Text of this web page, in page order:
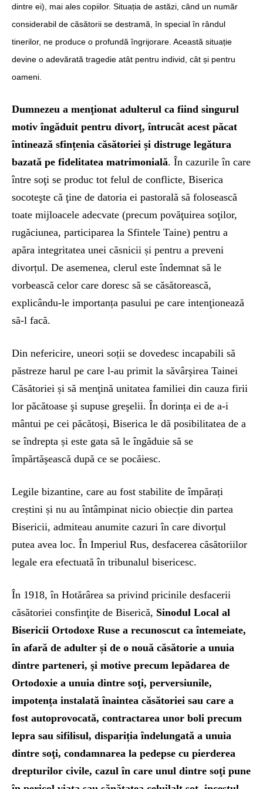
dintre ei), mai ales copiilor. Situația de astăzi, când un număr
considerabil de căsătorii se destramă, în special în rândul
tinerilor, ne produce o profundă îngrijorare. Această situație
devine o adevărată tragedie atât pentru individ, cât și pentru
oameni.
Dumnezeu a menţionat adulterul ca fiind singurul
motiv îngăduit pentru divorț, întrucât acest păcat
întinează sfințenia căsătoriei și distruge legătura
bazată pe fidelitatea matrimonială. În cazurile în care
între soţi se produc tot felul de conflicte, Biserica
socoteşte că ţine de datoria ei pastorală să folosească
toate mijloacele adecvate (precum povăţuirea soţilor,
rugăciunea, participarea la Sfintele Taine) pentru a
apăra integritatea unei căsnicii și pentru a preveni
divorțul. De asemenea, clerul este îndemnat să le
vorbească celor care doresc să se căsătorească,
explicându-le importanța pasului pe care intenţionează
să-l facă.
Din nefericire, uneori soții se dovedesc incapabili să
păstreze harul pe care l-au primit la săvârşirea Tainei
Căsătoriei și să menţină unitatea familiei din cauza firii
lor păcătoase şi supuse greşelii. În dorința ei de a-i
mântui pe cei păcătoși, Biserica le dă posibilitatea de a
se îndrepta și este gata să le îngăduie să se
împărtăşească după ce se pocăiesc.
Legile bizantine, care au fost stabilite de împărați
creștini și nu au întâmpinat nicio obiecție din partea
Bisericii, admiteau anumite cazuri în care divorțul
putea avea loc. În Imperiul Rus, desfacerea căsătoriilor
legale era efectuată în tribunalul bisericesc.
În 1918, în Hotărârea sa privind pricinile desfacerii
căsătoriei consfinţite de Biserică, Sinodul Local al
Bisericii Ortodoxe Ruse a recunoscut ca întemeiate,
în afară de adulter și de o nouă căsătorie a unuia
dintre parteneri, şi motive precum lepădarea de
Ortodoxie a unuia dintre soţi, perversiunile,
impotența instalată înaintea căsătoriei sau care a
fost autoprovocată, contractarea unor boli precum
lepra sau sifilisul, dispariția îndelungată a unuia
dintre soţi, condamnarea la pedepse cu pierderea
drepturilor civile, cazul în care unul dintre soţi pune